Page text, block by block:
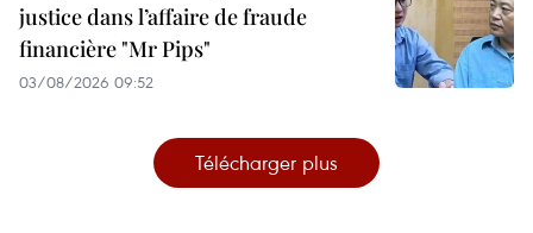
justice dans l’affaire de fraude
financière "Mr Pips"
03/08/2026 09:52
Télécharger plus